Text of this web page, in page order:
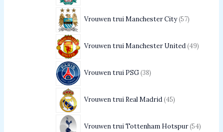
Vrouwen trui Manchester City 57
Vrouwen trui Manchester United 49
Vrouwen trui PSG 38
Vrouwen trui Real Madrid 45
Vrouwen trui Tottenham Hotspur 54